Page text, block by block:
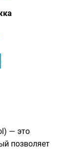
— это
позволяет